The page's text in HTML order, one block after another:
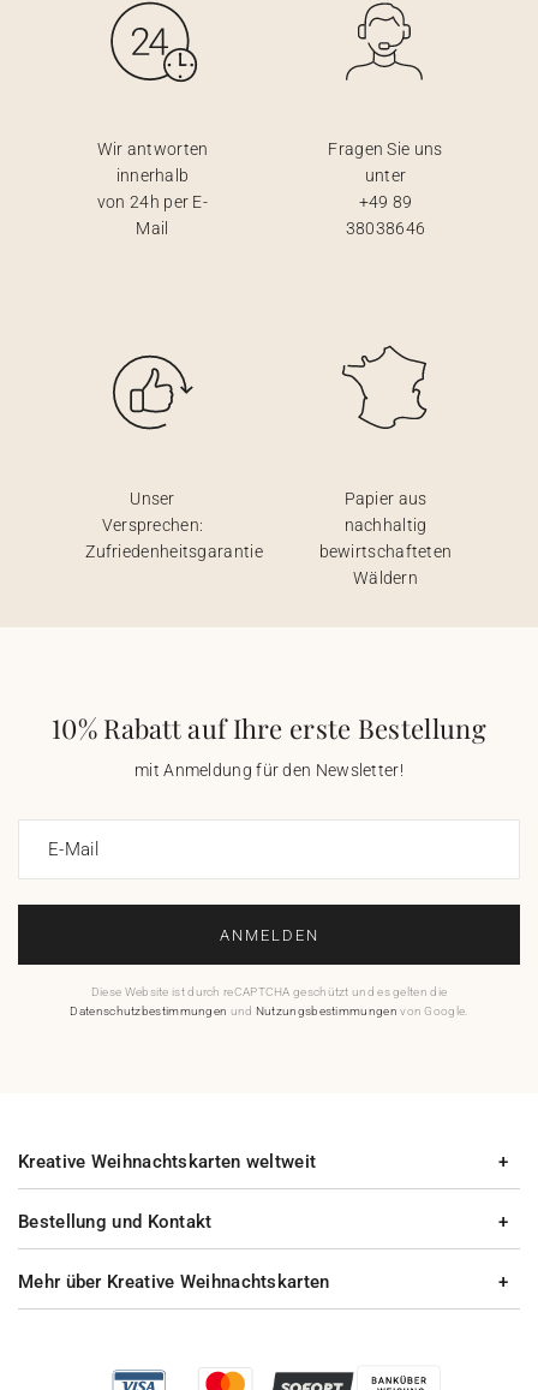
Wir antworten
innerhalb
von 24h per E-
Mail
Fragen Sie uns
unter
+49 89
38038646
Unser
Versprechen:
Zufriedenheitsgarantie
Papier aus
nachhaltig
bewirtschafteten
Wäldern
10% Rabatt auf Ihre erste Bestellung
mit Anmeldung für den Newsletter!
E-Mail
ANMELDEN
Diese Website ist durch reCAPTCHA geschützt und es gelten die
Datenschutzbestimmungen und Nutzungsbestimmungen von Google.
Bestellung und Kontakt
Mehr über Kreative Weihnachtskarten
Kreative Weihnachtskarten weltweit